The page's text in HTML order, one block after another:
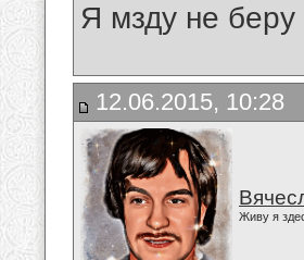
Я мзду не беру
12.06.2015, 10:28
Живу я